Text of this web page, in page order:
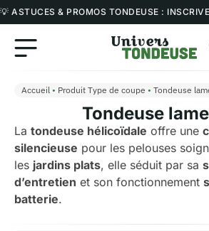
💡 ASTUCES & PROMOS TONDEUSE :
Accueil • Produit Type de coupe • Tondeuse
Tondeuse
La tondeuse hélicoïdale offre une
silencieuse pour les pelouses
les jardins plats, elle séduit par sa
d’entretien et son fonctionnement
batterie.